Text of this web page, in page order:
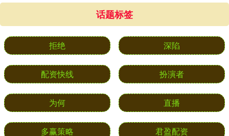
话题标签
拒绝 深陷
配资快线 扮演者
为何 直播
多赢策略 君盈配资